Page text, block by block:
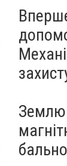
Землю